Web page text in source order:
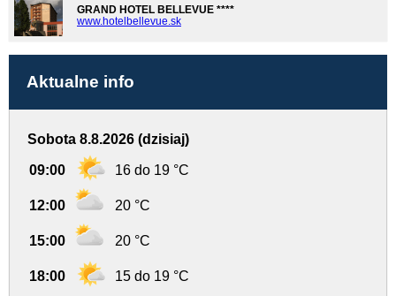
GRAND HOTEL BELLEVUE ****
www.hotelbellevue.sk
Aktualne info
Sobota 8.8.2026 (dzisiaj)
09:00 16 do 19 °C
12:00 20 °C
15:00 20 °C
18:00 15 do 19 °C